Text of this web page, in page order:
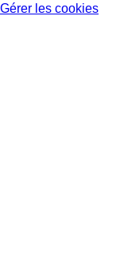
Gérer les cookies